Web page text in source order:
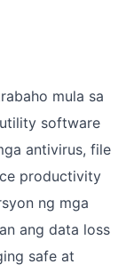
mula sa
software
antivirus, file
productivity
ng mga
ang data loss
safe at